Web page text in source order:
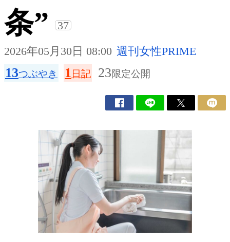
条”
37
2026年05月30日 08:00 週刊女性PRIME
13つぶやき 1 日記 23限定公開